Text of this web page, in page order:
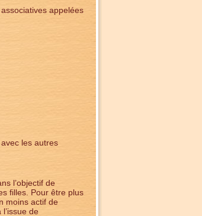
appelées
les autres
l’objectif de
filles. Pour être plus
moins actif de
de